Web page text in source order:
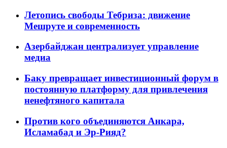
Летопись свободы Тебриза: движение
Мешруте и современность
Азербайджан централизует управление
медиа
Баку превращает инвестиционный форум в
постоянную платформу для привлечения
ненефтяного капитала
Против кого объединяются Анкара,
Исламабад и Эр-Рияд?